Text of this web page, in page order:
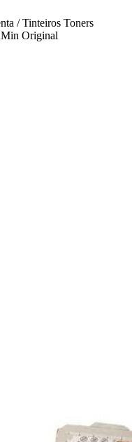
/ Tinteiros Toners
Original